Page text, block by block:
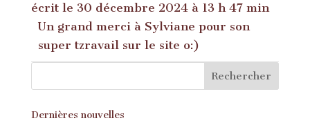
écrit le 30 décembre 2024 à 13 h 47 min
Un grand merci à Sylviane pour son
super tzravail sur le site o:)
Dernières nouvelles